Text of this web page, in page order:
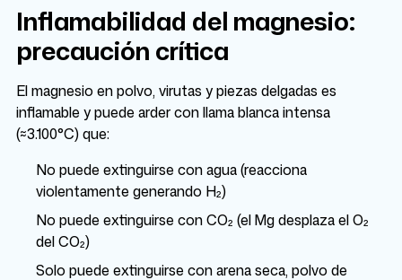
Inflamabilidad del magnesio:
precaución crítica
El magnesio en polvo, virutas y piezas delgadas es
inflamable y puede arder con llama blanca intensa
(≈3.100°C) que:
No puede extinguirse con agua (reacciona
violentamente generando H₂)
No puede extinguirse con CO₂ (el Mg desplaza el O₂
del CO₂)
Solo puede extinguirse con arena seca, polvo de